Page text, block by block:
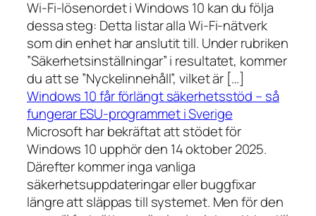
Wi-Fi-lösenordet i Windows 10 kan du följa
dessa steg: Detta listar alla Wi-Fi-nätverk
som din enhet har anslutit till. Under rubriken
”Säkerhetsinställningar” i resultatet, kommer
du att se ”Nyckelinnehåll”, vilket är […]
Windows 10 får förlängt säkerhetsstöd – så
fungerar ESU-programmet i Sverige
Microsoft har bekräftat att stödet för
Windows 10 upphör den 14 oktober 2025.
Därefter kommer inga vanliga
säkerhetsuppdateringar eller buggfixar
längre att släppas till systemet. Men för den